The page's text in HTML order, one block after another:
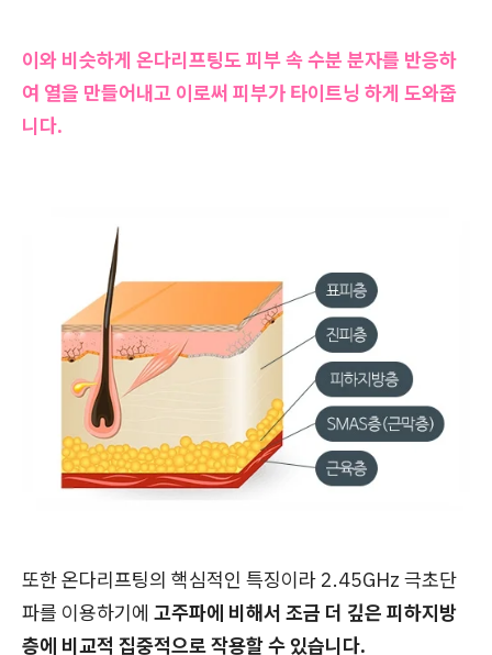
이와 비슷하게 온다리프팅도 피부 속 수분 분자를 반응하
여 열을 만들어내고 이로써 피부가 타이트닝 하게 도와줍
니다.
또한 온다리프팅의 핵심적인 특징이라 2.45GHz 극초단
파를 이용하기에 고주파에 비해서 조금 더 깊은 피하지방
층에 비교적 집중적으로 작용할 수 있습니다.